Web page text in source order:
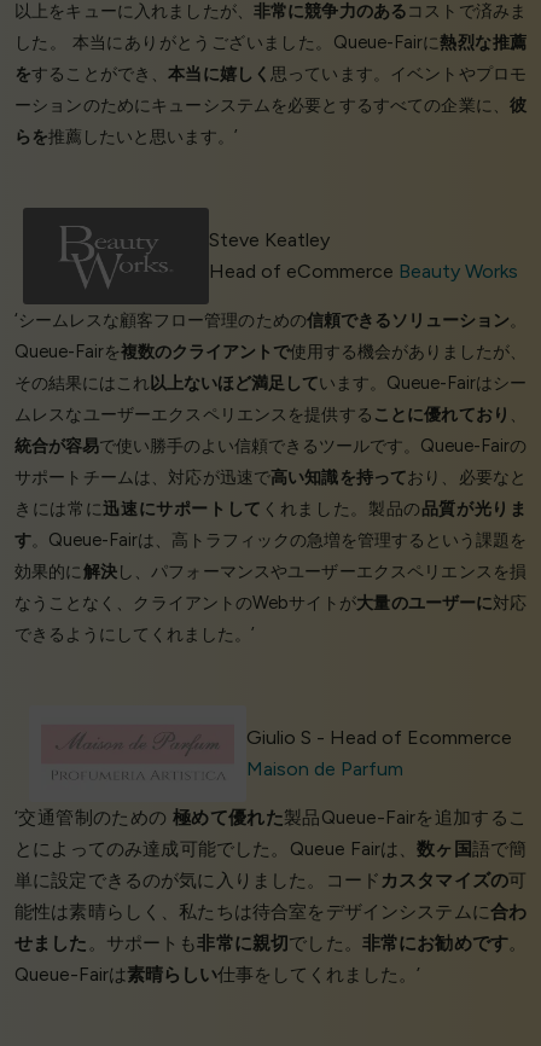
以上をキューに入れましたが、 非常に競争力のあるコストで済みま
した。 本当にありがとうございました。Queue-Fairに熱烈な推薦
をすることができ、本当に嬉しく 思っています。イベントやプロモ
ーションのためにキューシステムを必要とするすべての企業に、 彼
らを推薦したいと思います。’
Steve Keatley
Head of eCommerce Beauty Works
‘シームレスな顧客フロー管理のための信頼できるソリューション。
Queue-Fairを複数のクライアントで使用する機会がありましたが、
その結果にはこれ以上ないほど満足しています。Queue-Fairはシー
ムレスなユーザーエクスペリエンスを提供する ことに優れており
統合が容易で使い勝手のよい信頼できるツールです。Queue-Fairの
サポートチームは、対応が迅速で高い知識を持っており、必要なと
きには常に迅速にサポートして くれました。製品の品質が光りま
す。Queue-Fairは、高トラフィックの急増を管理するという課題を
効果的に解決し、パフォーマンスやユーザーエクスペリエンスを損
なうことなく、クライアントのWebサイトが大量のユーザーに対応
できるようにしてくれました。’
Giulio S - Head of Ecommerce
Maison de Parfum
‘交通管制のための 極めて優れた製品Queue-Fairを追加するこ
とによってのみ達成可能でした。Queue Fairは、数ヶ国語で簡
単に設定できるのが気に入りました。コード カスタマイズの可
能性は素晴らしく、私たちは待合室をデザインシステムに合わ
せました 。サポートも非常に親切でした。 非常にお勧めです。
Queue-Fairは素晴らしい仕事をしてくれました。’